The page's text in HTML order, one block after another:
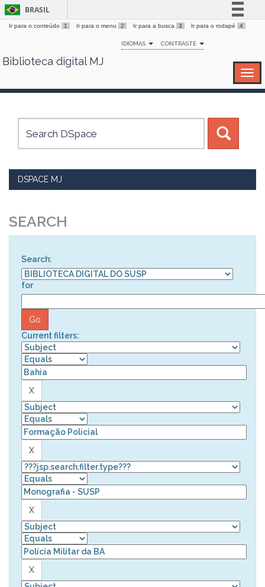
Skip
BRASIL
Simplifique!
Comunica BR
Canais
Ir para o conteúdo 1 Ir para o menu 2 Ir para a busca 3 Ir para o rodapé 4
IDIOMAS CONTRASTE
Biblioteca digital MJ
DSPACE MJ
SEARCH
Search:
for
Current filters: